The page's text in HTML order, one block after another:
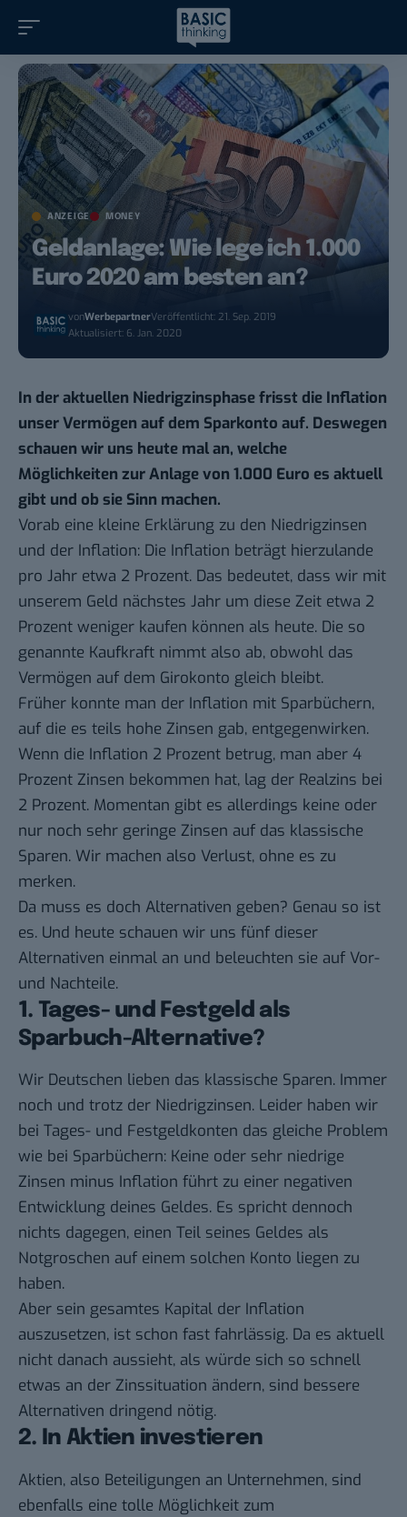
ANZEIGE MONEY
Geldanlage: Wie lege ich 1.000
Euro 2020 am besten an?
vonWerbepartnerVeröffentlicht: 21. Sep. 2019
Aktualisiert: 6. Jan. 2020
In der aktuellen Niedrigzinsphase frisst die Inflation
unser Vermögen auf dem Sparkonto auf. Deswegen
schauen wir uns heute mal an, welche
Möglichkeiten zur Anlage von 1.000 Euro es aktuell
gibt und ob sie Sinn machen.
Vorab eine kleine Erklärung zu den Niedrigzinsen
und der Inflation: Die Inflation beträgt hierzulande
pro Jahr etwa 2 Prozent. Das bedeutet, dass wir mit
unserem Geld nächstes Jahr um diese Zeit etwa 2
Prozent weniger kaufen können als heute. Die so
genannte Kaufkraft nimmt also ab, obwohl das
Vermögen auf dem Girokonto gleich bleibt.
Früher konnte man der Inflation mit Sparbüchern,
auf die es teils hohe Zinsen gab, entgegenwirken.
Wenn die Inflation 2 Prozent betrug, man aber 4
Prozent Zinsen bekommen hat, lag der Realzins bei
2 Prozent. Momentan gibt es allerdings keine oder
nur noch sehr geringe Zinsen auf das klassische
Sparen. Wir machen also Verlust, ohne es zu
merken.
Da muss es doch Alternativen geben? Genau so ist
es. Und heute schauen wir uns fünf dieser
Alternativen einmal an und beleuchten sie auf Vor-
und Nachteile.
1. Tages- und Festgeld als
Sparbuch-Alternative?
Wir Deutschen lieben das klassische Sparen. Immer
noch und trotz der Niedrigzinsen. Leider haben wir
bei Tages- und Festgeldkonten das gleiche Problem
wie bei Sparbüchern: Keine oder sehr niedrige
Zinsen minus Inflation führt zu einer negativen
Entwicklung deines Geldes. Es spricht dennoch
nichts dagegen, einen Teil seines Geldes als
Notgroschen auf einem solchen Konto liegen zu
haben.
Aber sein gesamtes Kapital der Inflation
auszusetzen, ist schon fast fahrlässig. Da es aktuell
nicht danach aussieht, als würde sich so schnell
etwas an der Zinssituation ändern, sind bessere
Alternativen dringend nötig.
2. In Aktien investieren
Aktien, also Beteiligungen an Unternehmen, sind
ebenfalls eine tolle Möglichkeit zum